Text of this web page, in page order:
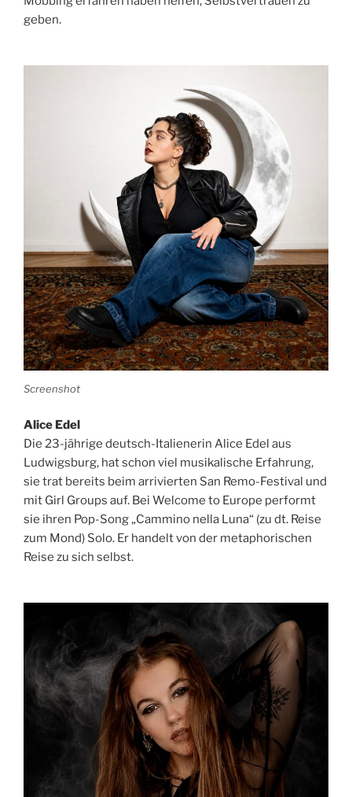
geben.
Screenshot
Alice Edel
Die 23-jährige deutsch-Italienerin Alice Edel aus
Ludwigsburg, hat schon viel musikalische Erfahrung,
sie trat bereits beim arrivierten San Remo-Festival und
mit Girl Groups auf. Bei Welcome to Europe performt
sie ihren Pop-Song „Cammino nella Luna“ (zu dt. Reise
zum Mond) Solo. Er handelt von der metaphorischen
Reise zu sich selbst.